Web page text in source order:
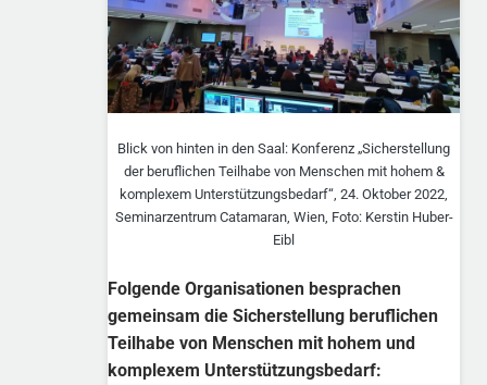
Blick von hinten in den Saal: Konferenz „Sicherstellung
der beruflichen Teilhabe von Menschen mit hohem &
komplexem Unterstützungsbedarf“, 24. Oktober 2022,
Seminarzentrum Catamaran, Wien, Foto: Kerstin Huber-
Eibl
Folgende Organisationen besprachen
gemeinsam die Sicherstellung beruflichen
Teilhabe von Menschen mit hohem und
komplexem Unterstützungsbedarf: